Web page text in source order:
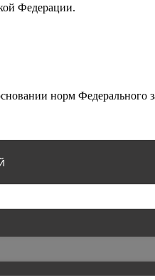
Федерации.
норм Федерального